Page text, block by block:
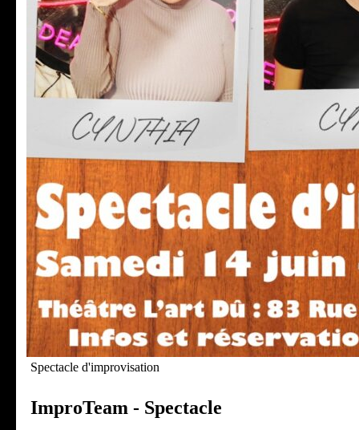
Spectacle d'improvisation
ImproTeam - Spectacle